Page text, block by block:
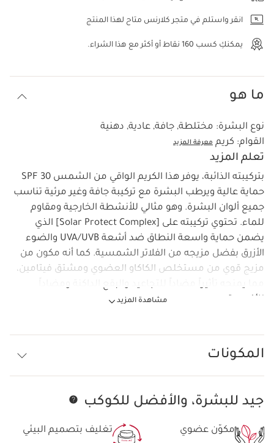
انقر واستلم في متجر كلارنس متاح لهذا المنتج
يمكنكِ كسب 160 نقاط أو أكثر مع هذا الشراء.
ما هو
مشاهدة المزيد
نوع البشرة: مختلطة, جافة, عادية, دهنية
القوام: كريم معرفة المزيد
تعلم المزيد
بتركيبته الذائبة، يوفر هذا الكريم الواقي من الشمس SPF 30
حماية عالية ويرطب البشرة مع تركيبة جافة وغير مرئية تناسب
جميع ألوان البشرة. وهو مثالي للأنشطة الخارجية ومقاوم
للماء. تحتوي تركيبته على [Solar Protect Complex] الذي
يضمن حماية واسعة النطاق ضد أشعة UVA/UVB والضوء
الأزرق بفضل مزيجه من الفلاتر الشمسية. كما أنه مكون من
مزيج قوي من مستخلص الكاكاو العضوي ومشتق فيتامين،
مما يمنحه تأثيراً مضاداً للتجاعيد والبقع الداكنة ومضاداً
المكونات
تخط إلى المحتوى جيد للبشرة، والأفضل للكوكب
مكوّن عضوي تغليف بتصميم البيئي